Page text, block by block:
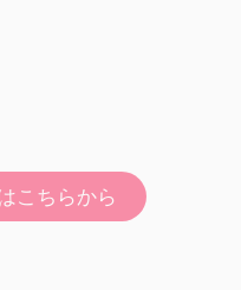
こちらから